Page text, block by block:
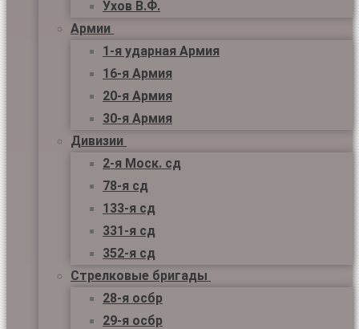
Ухов В.Ф.
Армии
1-я ударная Армия
16-я Армия
20-я Армия
30-я Армия
Дивизии
2-я Моск. сд
78-я сд
133-я сд
331-я сд
352-я сд
Стрелковые бригады
28-я осбр
29-я осбр